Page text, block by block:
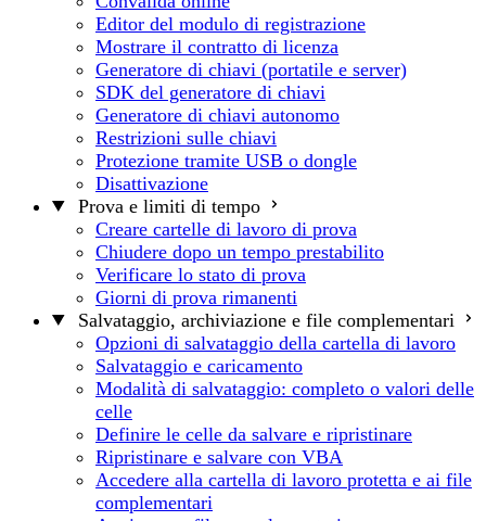
Editor del modulo di registrazione
Mostrare il contratto di licenza
Generatore di chiavi (portatile e server)
SDK del generatore di chiavi
Generatore di chiavi autonomo
Restrizioni sulle chiavi
Protezione tramite USB o dongle
Disattivazione
Prova e limiti di tempo
Creare cartelle di lavoro di prova
Chiudere dopo un tempo prestabilito
Verificare lo stato di prova
Giorni di prova rimanenti
Salvataggio, archiviazione e file complementari
Opzioni di salvataggio della cartella di lavoro
Salvataggio e caricamento
Modalità di salvataggio: completo o valori delle
celle
Definire le celle da salvare e ripristinare
Ripristinare e salvare con VBA
Accedere alla cartella di lavoro protetta e ai file
complementari